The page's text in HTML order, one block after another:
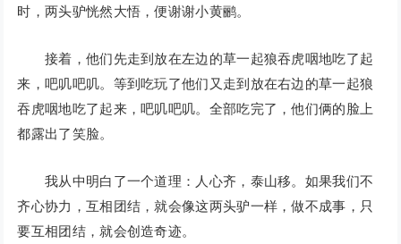
时，两头驴恍然大悟，便谢谢小黄鹂。
接着，他们先走到放在左边的草一起狼吞虎咽地吃了起
来，吧叽吧叽。等到吃玩了他们又走到放在右边的草一起狼
吞虎咽地吃了起来，吧叽吧叽。全部吃完了，他们俩的脸上
都露出了笑脸。
我从中明白了一个道理：人心齐，泰山移。如果我们不
齐心协力，互相团结，就会像这两头驴一样，做不成事，只
要互相团结，就会创造奇迹。